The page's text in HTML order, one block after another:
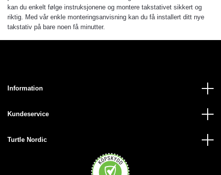
kan du enkelt følge instruksjonene og montere takstativet sikkert og
riktig. Med vår enkle monteringsanvisning kan du få installert ditt nye
takstativ på bare noen få minutter.
Information
Kundeservice
Turtle Nordic